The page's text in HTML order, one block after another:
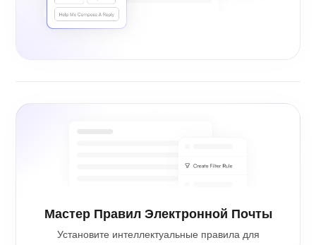
Мастер Правил Электронной Почты
Установите интеллектуальные правила для